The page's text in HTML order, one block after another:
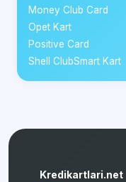
Money Club Card
Opet Kart
Positive Card
Shell ClubSmart Kart
Kredikartlari.net